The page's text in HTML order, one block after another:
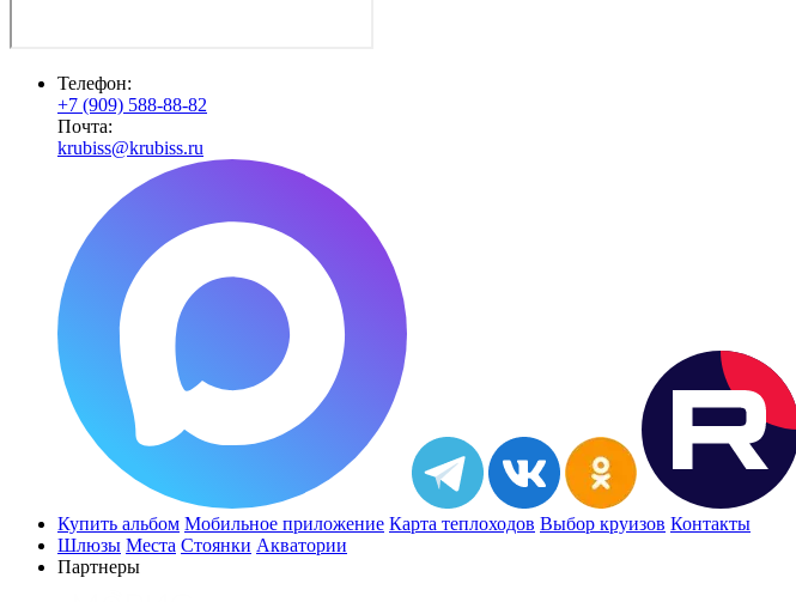
Телефон:
+7 (909) 588-88-82
Почта:
krubiss@krubiss.ru
Купить альбом Мобильное приложение Карта теплоходов Выбор круизов Контакты
Шлюзы Места Стоянки Акватории
Партнеры